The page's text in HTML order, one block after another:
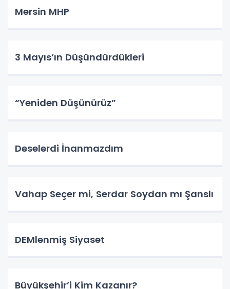
Mersin MHP
3 Mayıs’ın Düşündürdükleri
“Yeniden Düşünürüz”
Deselerdi İnanmazdım
Vahap Seçer mi, Serdar Soydan mı Şanslı
DEMlenmiş Siyaset
Büyükşehir’i Kim Kazanır?